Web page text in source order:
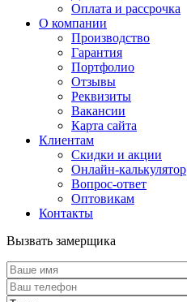
Оплата и рассрочка
О компании
Производство
Гарантия
Портфолио
Отзывы
Реквизиты
Вакансии
Карта сайта
Клиентам
Скидки и акции
Онлайн-калькулятор
Вопрос-ответ
Оптовикам
Контакты
Вызвать замерщика